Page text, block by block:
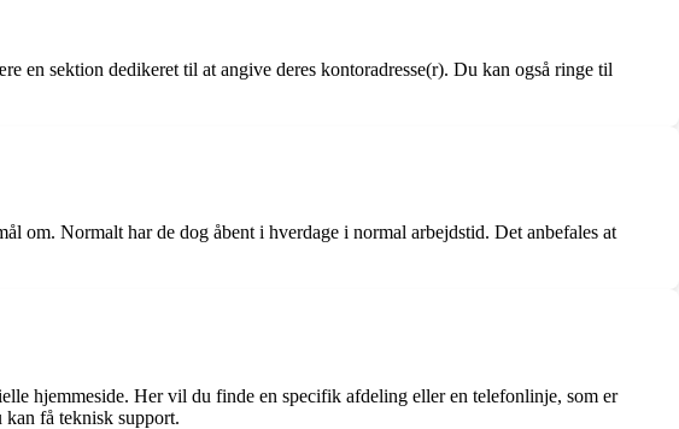
en sektion dedikeret til at angive deres kontoradresse(r). Du kan også ringe til
om. Normalt har de dog åbent i hverdage i normal arbejdstid. Det anbefales at
hjemmeside. Her vil du finde en specifik afdeling eller en telefonlinje, som er
få teknisk support.